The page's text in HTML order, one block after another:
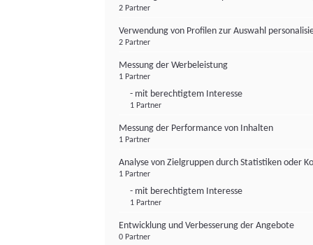
2 Partner
Verwendung von Profilen zur Auswahl
2 Partner
Messung der Werbeleistung
1 Partner
- mit berechtigtem Interesse
1 Partner
Messung der Performance von Inhalten
1 Partner
Analyse von Zielgruppen durch Statistiken oder
1 Partner
- mit berechtigtem Interesse
1 Partner
Entwicklung und Verbesserung der Angebote
0 Partner